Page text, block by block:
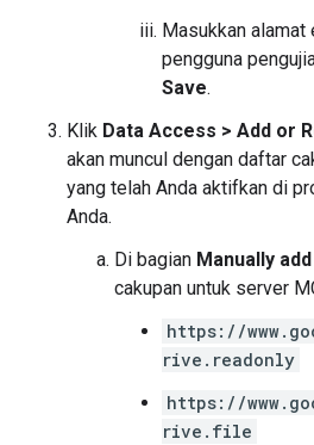
Masukkan alamat
pengguna
Save.
Klik Data Access > Add or
akan muncul dengan daftar
yang telah Anda aktifkan di
Anda.
Di bagian Manually
cakupan untuk server
https://
rive.readonly
https://
rive.file